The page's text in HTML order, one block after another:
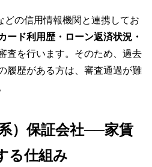
どの信用情報機関と連携してお
ード利用歴・ローン返済状況・
査を行います。そのため、過去
履歴がある方は、審査通過が難
）保証会社──家賃
る仕組み